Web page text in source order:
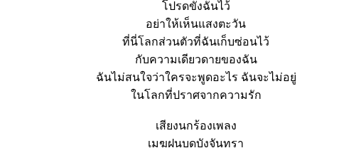
ปรดขังฉันไว้
อย่าให้เห็นแสงตะวัน
ที่นี่โลกส่วนตัวที่ฉันเก็บซ่อนไว้
กับความเดียวดายของฉัน
ฉันไม่สนใจว่าใครจะพูดอะไร ฉันจะไม่อยู่
นโลกที่ปราศจากความรัก
เสียงนกร้องเพลง
เมฆฝนบดบังจันทรา